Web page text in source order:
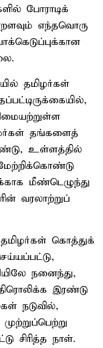
போராடிக்
எந்தவொரு
தமிழர்கள்
தங்களைத்
உள்ளத்தில்
மீண்டெழுந்து
வரலாற்றுப்
கொத்துக்
நனைந்து,
இரண்டு
நடுவில்,
சிரித்த நாள்.